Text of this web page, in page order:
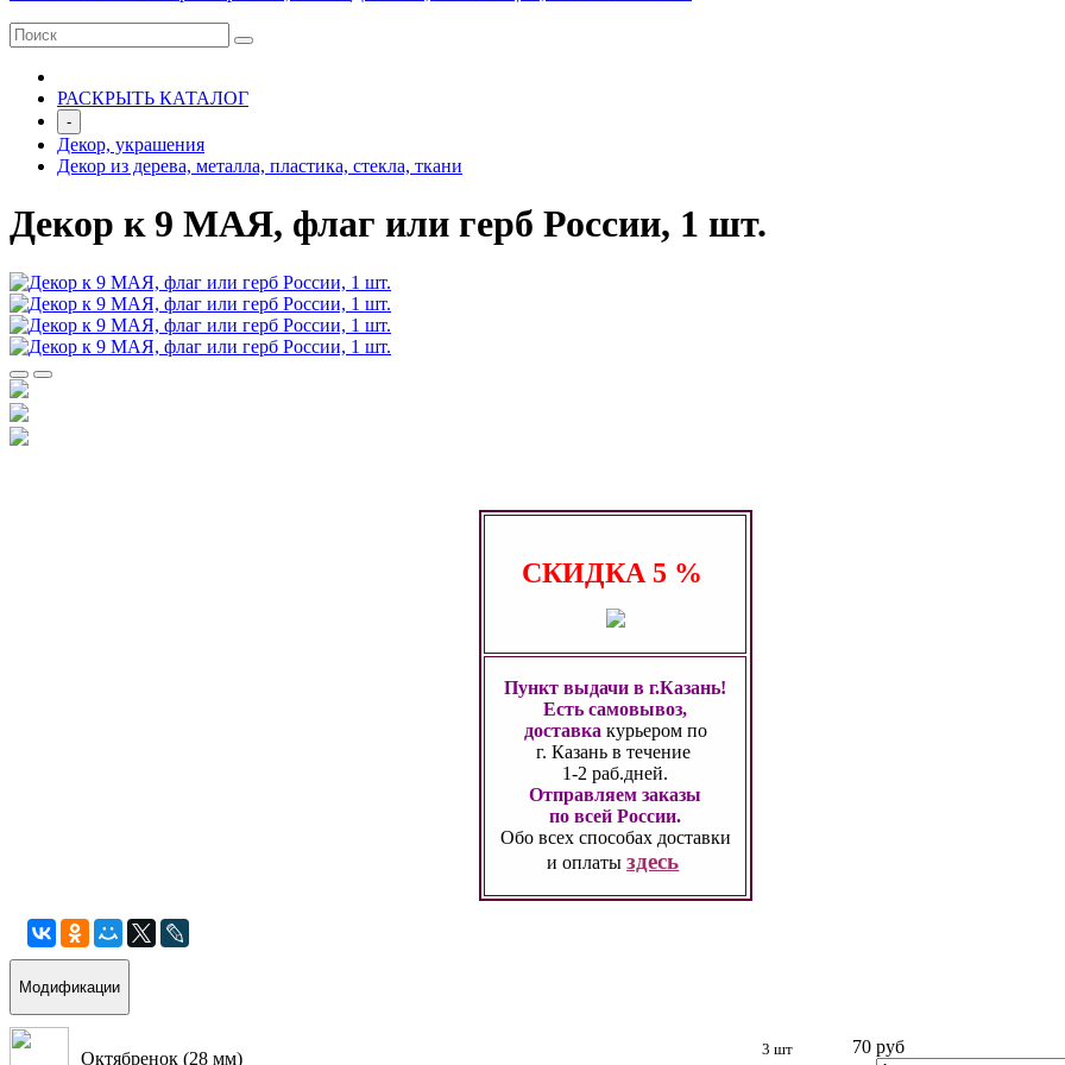
РАСКРЫТЬ КАТАЛОГ
-
Декор, украшения
Декор из дерева, металла, пластика, стекла, ткани
Декор к 9 МАЯ, флаг или герб России, 1 шт.
СКИДКА 5 %
Пункт выдачи в г.Казань!
Есть самовывоз,
доставка курьером по
г. Казань в течение
1-2 раб.дней.
Отправляем заказы
по всей России.
Обо всех способах доставки
и оплатыздесь
Модификации
Октябренок (28 мм)
3 шт
70 руб